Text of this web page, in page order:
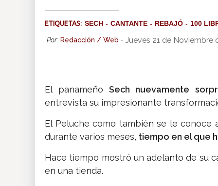
ETIQUETAS: SECH CANTANTE REBAJÓ 100
Por: Redacción / Web - Jueves 21 de Noviembre
El panameño Sech nuevamente
entrevista su impresionante
El Peluche como también se le conoce
durante varios meses, tiempo en el que
Hace tiempo mostró un adelanto de su
en una tienda.